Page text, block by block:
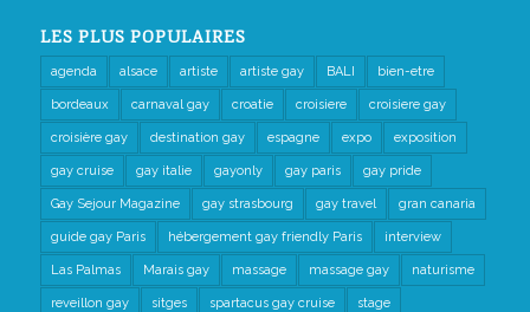
LES PLUS POPULAIRES
agenda alsace artiste artiste gay BALI bien-etre
bordeaux carnaval gay croatie croisiere croisiere gay
croisière gay destination gay espagne expo exposition
gay cruise gay italie gayonly gay paris gay pride
Gay Sejour Magazine gay strasbourg gay travel gran canaria
guide gay Paris hébergement gay friendly Paris interview
Las Palmas Marais gay massage massage gay naturisme
reveillon gay sitges spartacus gay cruise stage